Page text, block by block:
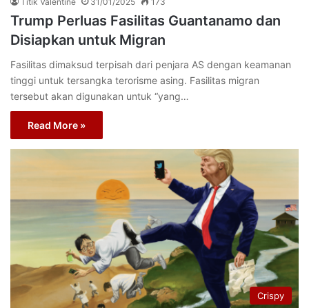
Trump Perluas Fasilitas Guantanamo dan
Disiapkan untuk Migran
Fasilitas dimaksud terpisah dari penjara AS dengan keamanan
tinggi untuk tersangka terorisme asing. Fasilitas migran
tersebut akan digunakan untuk “yang…
Read More »
Crispy